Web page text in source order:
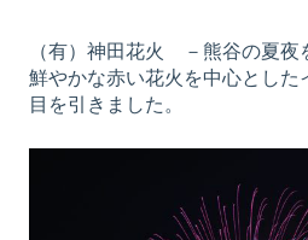
（有）神田花火 －熊谷の夏夜
鮮やかな赤い花火を中心とした
目を引きました。